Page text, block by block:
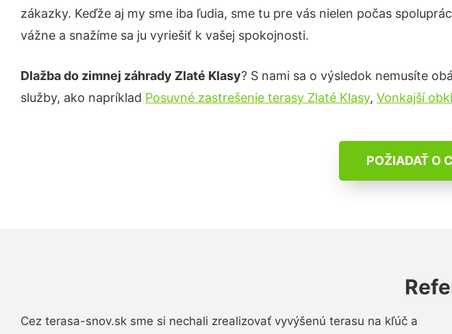
zákazky. Keďže aj my sme iba ľudia, sme tu pre vás nielen počas
vážne a snažíme sa ju vyriešiť k vašej spokojnosti.
Dlažba do zimnej záhrady Zlaté Klasy? S nami sa o výsledok nemusíte
služby, ako napríklad Posuvné zastrešenie terasy Zlaté Klasy, Vonkajší
POŽIADAŤ O
Cez terasa-snov.sk sme si nechali zrealizovať vyvýšenú terasu na kľúč a